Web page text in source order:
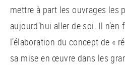
mettre à part les ouvrages les
aujourd’hui aller de soi. Il
l’élaboration du concept de «
sa mise en œuvre dans les